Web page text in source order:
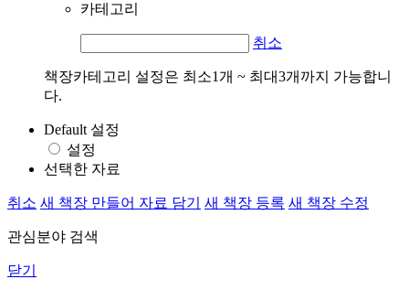
카테고리
취소
책장카테고리 설정은 최소1개 ~ 최대3개까지 가능합니
다.
Default 설정
설정
선택한 자료
취소 새 책장 만들어 자료 담기 새 책장 등록 새 책장 수정
관심분야 검색
닫기